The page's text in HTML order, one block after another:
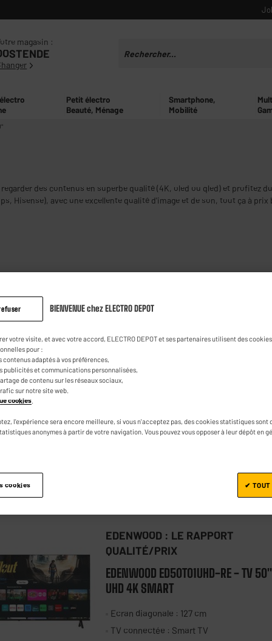
magasin :
Petit électro
Beauté, Ménage
Smartphone,
Mobilité
des contenus en superbe qualité (4K, oled ou qled) et profitez
Hisense), avec une excellente qualité d'image et de son, tout ça à prix
EDENWOOD : LE RAPPORT
55" 4K UHD QLED Smart
★★★★★
★★★★★
TV connectée : Smart TV
Technologie : QLED
EDENWOOD : LE RAPPORT
QUALITÉ/PRIX
EDENWOOD ED50T01UHD-RE - TV 50"
UHD 4K SMART
Ecran diagonale : 127 cm
TV connectée : Smart TV
BIENVENUE chez ELECTRO DEPOT
votre visite, et avec votre accord, ELECTRO DEPOT et ses partenaires utilisent des
pour :
contenus adaptés à vos préférences,
publicités et communications personnalisées,
de contenu sur les réseaux sociaux,
sur notre site web.
cookies
l'expérience sera encore meilleure, si vous n'acceptez pas, des cookies statistiques sont
anonymes à partir de votre navigation. Vous pouvez vous opposer à leur dépôt en
cookies ✔ TOUT